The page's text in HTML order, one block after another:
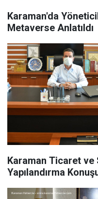
Karaman'da
Metaverse Anlatıldı
Karaman Ticaret ve
Yapılandırma